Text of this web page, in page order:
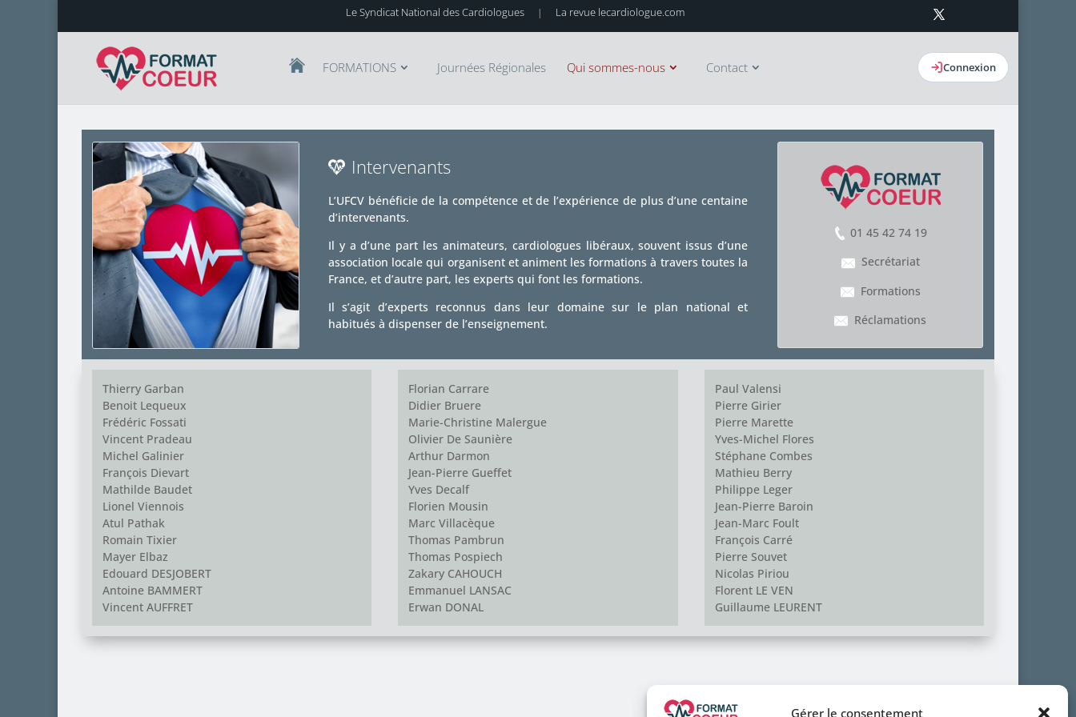
Gérer le consentement
Le Syndicat National des Cardiologues | La revue lecardiologue.com
FORMATIONS Journées Régionales Qui sommes-nous Contact Connexion
Intervenants
L’UFCV bénéficie de la compétence et de l’expérience de plus d’une centaine
d’intervenants.
Il y a d’une part les animateurs, cardiologues libéraux, souvent issus d’une
association locale qui organisent et animent les formations à travers toutes la
France, et d’autre part, les experts qui font les formations.
Il s’agit d’experts reconnus dans leur domaine sur le plan national et
habitués à dispenser de l’enseignement.
01 45 42 74 19
Secrétariat
Formations
Réclamations
Thierry Garban
Benoit Lequeux
Frédéric Fossati
Vincent Pradeau
Michel Galinier
François Dievart
Mathilde Baudet
Lionel Viennois
Atul Pathak
Romain Tixier
Mayer Elbaz
Edouard DESJOBERT
Antoine BAMMERT
Vincent AUFFRET
Florian Carrare
Didier Bruere
Marie-Christine Malergue
Olivier De Saunière
Arthur Darmon
Jean-Pierre Gueffet
Yves Decalf
Florien Mousin
Marc Villacèque
Thomas Pambrun
Thomas Pospiech
Zakary CAHOUCH
Emmanuel LANSAC
Erwan DONAL
Paul Valensi
Pierre Girier
Pierre Marette
Yves-Michel Flores
Stéphane Combes
Mathieu Berry
Philippe Leger
Jean-Pierre Baroin
Jean-Marc Foult
François Carré
Pierre Souvet
Nicolas Piriou
Florent LE VEN
Guillaume LEURENT